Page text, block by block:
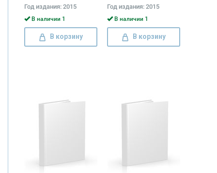
Год издания: 2015
В наличии 1
В корзину
Год издания: 2015
В наличии 1
В корзину